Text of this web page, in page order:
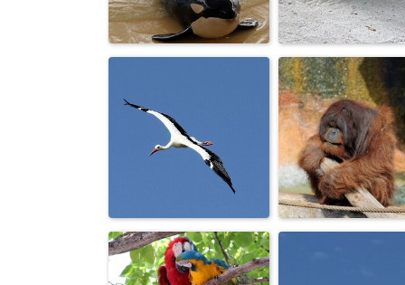
А МОЖЕТ ЭТО
ЛЮБОВЬ?
РАЧОК.
ПОСМОТРИТЕ НА
МЕНЯ. ПРАВДА
КРАСИВАЯ.
ВСЕ ЛЕТАЮ,
ЛЕТАЮ, ПОРА
ЗЕМЛЕ ПО...